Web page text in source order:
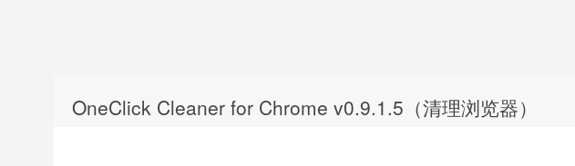
OneClick Cleaner for Chrome v0.9.1.5（清理浏览器）